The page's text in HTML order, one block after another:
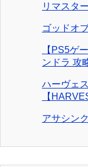
リマスター
ゴッドオ
【PS5ゲ
ンドラ 攻
ハーヴェ
【
アサシン